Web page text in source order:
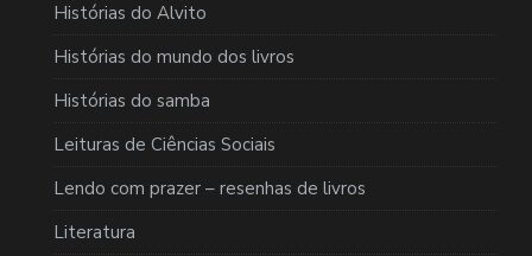
Histórias do Alvito
Histórias do mundo dos livros
Histórias do samba
Leituras de Ciências Sociais
Lendo com prazer – resenhas de livros
Literatura